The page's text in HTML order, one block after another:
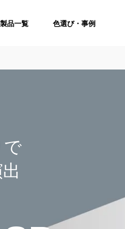
製品一覧 色選び・事例
で